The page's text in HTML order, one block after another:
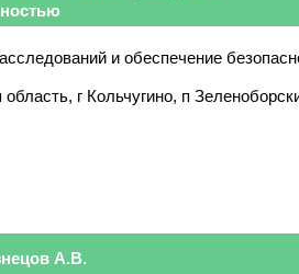
и обеспечение
г Кольчугино, п
А.В.